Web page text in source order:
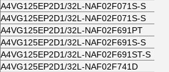
A4VG125EP2D1/32L-NAF02F071S-S
A4VG125EP2D1/32L-NAF02F071S-S
A4VG125EP2D1/32L-NAF02F691PT
A4VG125EP2D1/32L-NAF02F691S-S
A4VG125EP2D1/32L-NAF02F691ST-S
A4VG125EP2D1/32L-NAF02F741D